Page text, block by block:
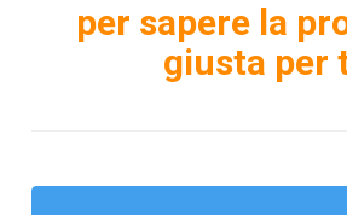
per sapere la
giusta per